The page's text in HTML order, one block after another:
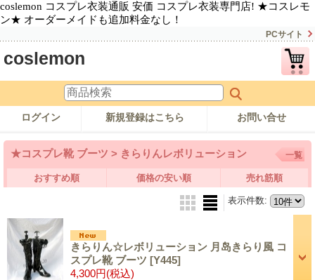
coslemon コスプレ衣装通販 安価 コスプレ衣装専門店! ★コスレモ
ン★ オーダーメイドも追加料金なし！
PCサイト
coslemon
ログイン 新規登録はこちら お問い合せ
★コスプレ靴 ブーツ > きらりんレボリューション 一覧
おすすめ順 価格の安い順 売れ筋順
表示件数:
きらりん☆レボリューション 月岛きらり風 コ
スプレ靴 ブーツ [Y445]
4,300円(税込)